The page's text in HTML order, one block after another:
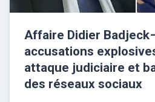
Affaire Didier
accusations
attaque judiciaire et
des réseaux sociaux